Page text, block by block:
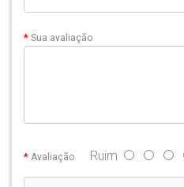
Sua avaliação
Avaliação Ruim